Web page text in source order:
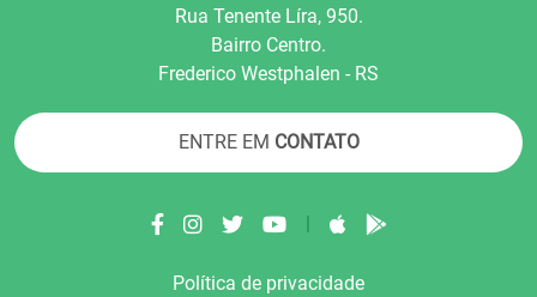
Rua Tenente Líra, 950.
Bairro Centro.
Frederico Westphalen - RS
ENTRE EM CONTATO
|
Política de privacidade